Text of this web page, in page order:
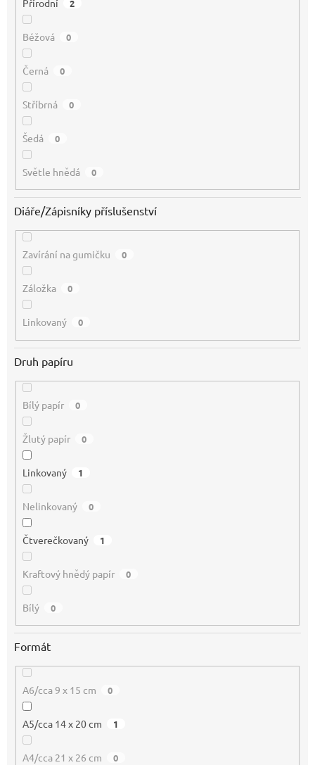
Přírodní 2
Béžová 0
Černá 0
Stříbrná 0
Šedá 0
Světle hnědá 0
Diáře/Zápisníky příslušenství
Zavírání na gumičku 0
Záložka 0
Linkovaný 0
Druh papíru
Bílý papír 0
Žlutý papír 0
Linkovaný 1
Nelinkovaný 0
Čtverečkovaný 1
Kraftový hnědý papír 0
Bílý 0
Formát
A6/cca 9 x 15 cm 0
A5/cca 14 x 20 cm 1
A4/cca 21 x 26 cm 0